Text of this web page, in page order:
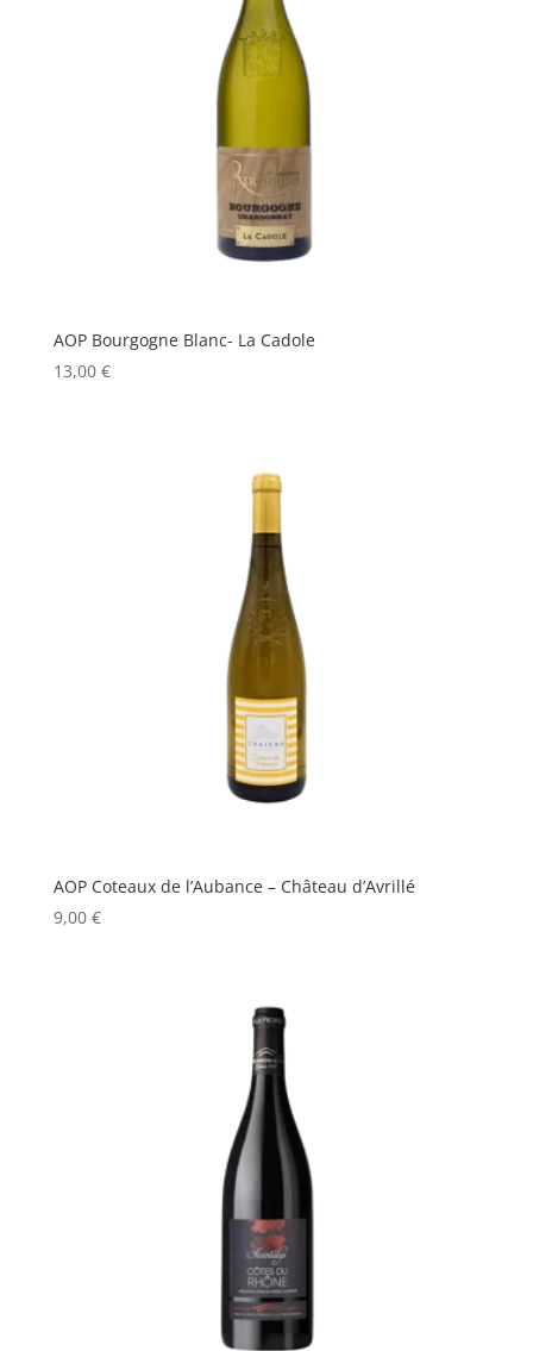
AOP Bourgogne Blanc- La Cadole
13,00 €
AOP Coteaux de l’Aubance – Château d’Avrillé
9,00 €